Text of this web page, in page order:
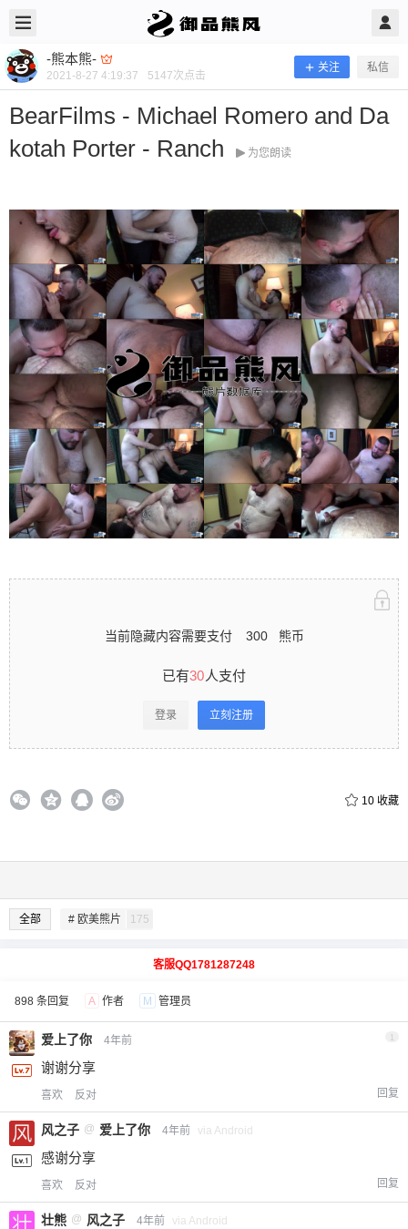
-熊本熊-
2021-8-27 4:19:37 5147次点击
关注 私信
BearFilms - Michael Romero and Da
kotah Porter - Ranch
为您朗读
当前隐藏内容需要支付 300 熊币
已有30人支付
登录 立刻注册
10 收藏
全部 # 欧美熊片 175
-熊本熊- @ 御品熊风 2021/8/27
BearFilms - Michael Romero and Dak
otah Porter - Ranch
当前隐藏内容需要支付300熊币 已有30人支付 登录
立刻注册 0 收藏
客服QQ1781287248
898 条回复 A 作者 M 管理员
爱上了你 4年前 1
谢谢分享
喜欢 反对 回复
风之子 @ 爱上了你 4年前 via Android
感谢分享
喜欢 反对 回复
壮熊 @ 风之子 4年前 via Android